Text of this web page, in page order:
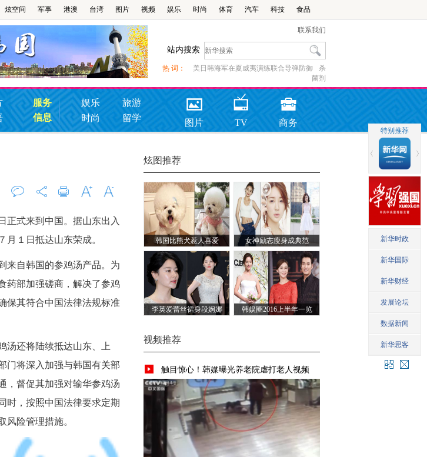
炫空间 军事 港澳 台湾 图片 视频 娱乐 时尚 体育 汽车 科技 食品
联系我们
站内搜索
热 词： 美日韩海军在夏威夷演练联合导弹防御
杀
菌剂
服务
信息
娱乐
旅游
时尚
留学 图片 TV 商务
炫图推荐
韩国比熊犬惹人喜爱 女神励志瘦身成典范
李英爱蕾丝裙身段婀娜 韩娱圈2016上半年一览
视频推荐
触目惊心！韩媒曝光养老院虐打老人视频
评论0 打印 字大 字小
式来到中国。据山东出入
１日抵达山东荣成。
自韩国的参鸡汤产品。为
药部加强磋商，解决了参鸡
保其符合中国法律法规标准
还将陆续抵达山东、上
门将深入加强与韩国有关部
，督促其加强对输华参鸡汤
时，按照中国法律要求定期
风险管理措施。